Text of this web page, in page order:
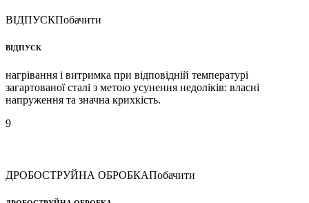
ВІДПУСКПобачити
ВІДПУСК
нагрівання і витримка при відповідній температурі
загартованої сталі з метою усунення недоліків: власні
напруження та значна крихкість.
9
ДРОБОСТРУЙНА ОБРОБКАПобачити